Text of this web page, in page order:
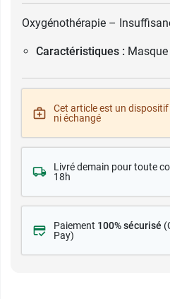
Oxygénothérapie –
Caractéristiques : Masque
Cet article est un
ni échangé
Livré demain pour toute
18h
Paiement 100% sécurisé
Pay)